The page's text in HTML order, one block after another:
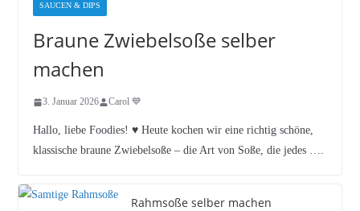
SAUCEN & DIPS
Braune Zwiebelsoße selber
machen
3. Januar 2026 Carol 💙
Hallo, liebe Foodies! ♥︎ Heute kochen wir eine richtig schöne,
klassische braune Zwiebelsoße – die Art von Soße, die jedes ….
Rahmsoße selber machen